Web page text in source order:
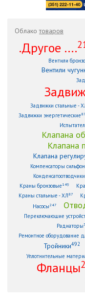
Облакотоваров
.Другое ....
Вентили
Вентили
Задвижки стальные -
Задвижки энергетические87
Клапана
Клапана
Клапана
Компенсаторы
Краны бронзовые149
Краны стальные - ХЛ87
Насосы247
Переключающие
Радиаторы
Ремонтное оборудование
Тройники492
Уплотнительные
Фланцы